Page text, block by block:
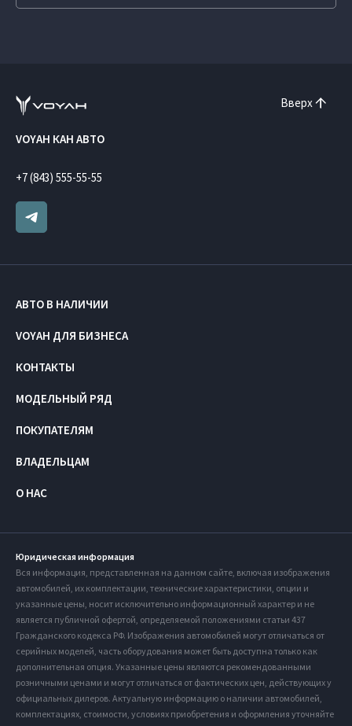
Вверх
VOYAH КАН АВТО
+7 (843) 555-55-55
АВТО В НАЛИЧИИ
VOYAH ДЛЯ БИЗНЕСА
КОНТАКТЫ
МОДЕЛЬНЫЙ РЯД
ПОКУПАТЕЛЯМ
ВЛАДЕЛЬЦАМ
О НАС
Юридическая информация
Вся информация, представленная на данном сайте, включая изображения
автомобилей, их комплектации, технические характеристики, опции и
указанные цены, носит исключительно информационный характер и не
является публичной офертой, определяемой положениями статьи 437
Гражданского кодекса РФ. Изображения автомобилей могут отличаться от
серийных моделей, часть оборудования может быть доступна только как
дополнительная опция. Указанные цены являются рекомендованными
розничными ценами и могут отличаться от фактических цен, действующих у
официальных дилеров. Актуальную информацию о наличии автомобилей,
комплектациях, стоимости, условиях приобретения и оформления уточняйте